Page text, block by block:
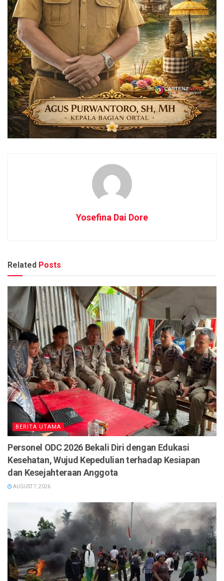
Yosefina Dai Dore
Related Posts
BERITA UTAMA
Personel ODC 2026 Bekali Diri dengan Edukasi
Kesehatan, Wujud Kepedulian terhadap Kesiapan
dan Kesejahteraan Anggota
AUGUST 7, 2026